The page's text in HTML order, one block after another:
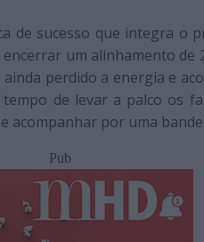
de sucesso que integra o
um alinhamento de
perdido a energia e
de levar a palco os
acompanhar por uma
Pub